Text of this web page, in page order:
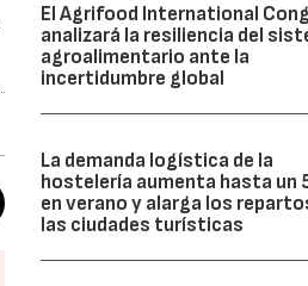
El Agrifood International
analizará la resiliencia del
agroalimentario ante la
incertidumbre global
La demanda logística de la
hostelería aumenta hasta un
en verano y alarga los
las ciudades turísticas